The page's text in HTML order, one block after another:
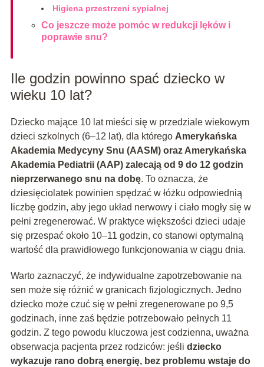
Higiena przestrzeni sypialnej
Co jeszcze może pomóc w redukcji lęków i
poprawie snu?
Ile godzin powinno spać dziecko w
wieku 10 lat?
Dziecko mające 10 lat mieści się w przedziale wiekowym
dzieci szkolnych (6–12 lat), dla którego Amerykańska
Akademia Medycyny Snu (AASM) oraz Amerykańska
Akademia Pediatrii (AAP) zalecają od 9 do 12 godzin
nieprzerwanego snu na dobę. To oznacza, że
dziesięciolatek powinien spędzać w łóżku odpowiednią
liczbę godzin, aby jego układ nerwowy i ciało mogły się w
pełni zregenerować. W praktyce większości dzieci udaje
się przespać około 10–11 godzin, co stanowi optymalną
wartość dla prawidłowego funkcjonowania w ciągu dnia.
Warto zaznaczyć, że indywidualne zapotrzebowanie na
sen może się różnić w granicach fizjologicznych. Jedno
dziecko może czuć się w pełni zregenerowane po 9,5
godzinach, inne zaś będzie potrzebowało pełnych 11
godzin. Z tego powodu kluczowa jest codzienna, uważna
obserwacja pacjenta przez rodziców: jeśli dziecko
wykazuje rano dobrą energię, bez problemu wstaje do